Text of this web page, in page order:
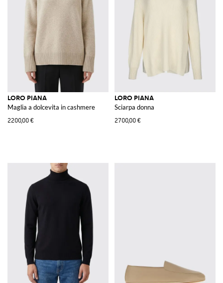
LORO PIANA
Maglia a dolcevita in cashmere
2200,00 €
LORO PIANA
Sciarpa donna
2700,00 €